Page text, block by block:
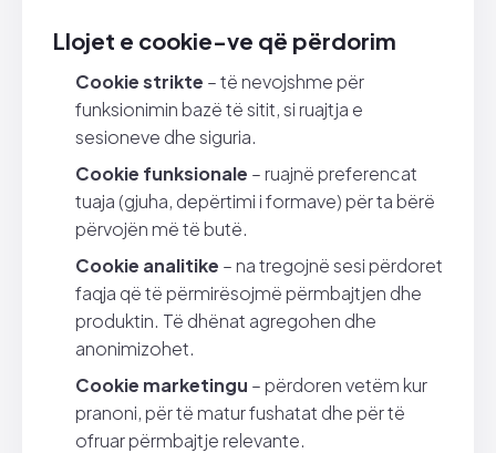
Llojet e cookie-ve që përdorim
Cookie strikte – të nevojshme për
funksionimin bazë të sitit, si ruajtja e
sesioneve dhe siguria.
Cookie funksionale – ruajnë preferencat
tuaja (gjuha, depërtimi i formave) për ta bërë
përvojën më të butë.
Cookie analitike – na tregojnë sesi përdoret
faqja që të përmirësojmë përmbajtjen dhe
produktin. Të dhënat agregohen dhe
anonimizohet.
Cookie marketingu – përdoren vetëm kur
pranoni, për të matur fushatat dhe për të
ofruar përmbajtje relevante.